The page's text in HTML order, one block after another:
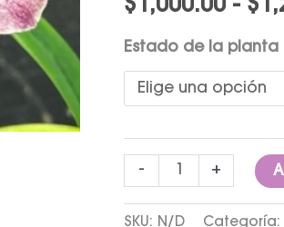
$ 1,000.00 - $
Estado de la planta
- +
SKU: N/D Categoría: